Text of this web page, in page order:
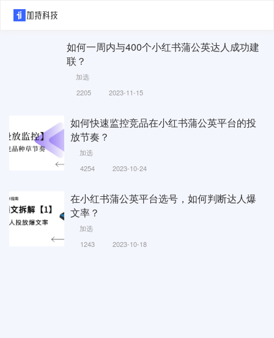
如何一周内与400个小红书蒲公英达人成功建
联？
加选
2205
2023-11-15
如何快速监控竞品在小红书蒲公英平台的投
放节奏？
加选
4254
2023-10-24
在小红书蒲公英平台选号，如何判断达人爆
文率？
加选
1243
2023-10-18